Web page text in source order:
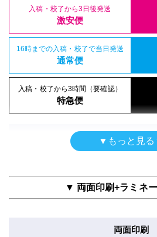
特急便
エンボス半光沢印
サイズ
入稿・校了から3日後発送
16時までの入稿・校了で当日発送
入稿・校了から3時間（要確認）
入稿・校了から3日後発送
激安便
16時までの入稿・校了で当日発送
通常便
入稿・校了から3時間（要確認）
特急便
屋内用
半光沢紙＋グロス
▼もっと見
▼ 両面印刷+ラミネ
両面印刷